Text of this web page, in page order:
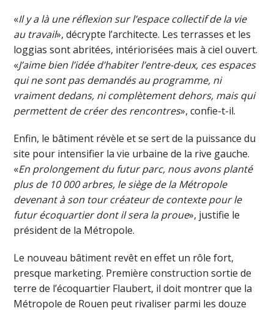
«Il y a là une réflexion sur l’espace collectif de la vie
au travail», décrypte l’architecte. Les terrasses et les
loggias sont abritées, intériorisées mais à ciel ouvert.
«J’aime bien l’idée d’habiter l’entre-deux, ces espaces
qui ne sont pas demandés au programme, ni
vraiment dedans, ni complètement dehors, mais qui
permettent de créer des rencontres», confie-t-il.
Enfin, le bâtiment révèle et se sert de la puissance du
site pour intensifier la vie urbaine de la rive gauche.
«En prolongement du futur parc, nous avons planté
plus de 10 000 arbres, le siège de la Métropole
devenant à son tour créateur de contexte pour le
futur écoquartier dont il sera la proue», justifie le
président de la Métropole.
Le nouveau bâtiment revêt en effet un rôle fort,
presque marketing. Première construction sortie de
terre de l’écoquartier Flaubert, il doit montrer que la
Métropole de Rouen peut rivaliser parmi les douze